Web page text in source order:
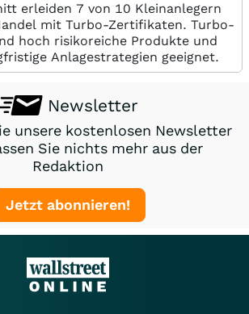
erleiden 7 von 10 Kleinanlegern
mit Turbo-Zertifikaten. Turbo-
hoch risikoreiche Produkte und
Anlagestrategien geeignet.
Newsletter
unsere kostenlosen Newsletter
Sie nichts mehr aus der
Redaktion
Jetzt abonnieren!